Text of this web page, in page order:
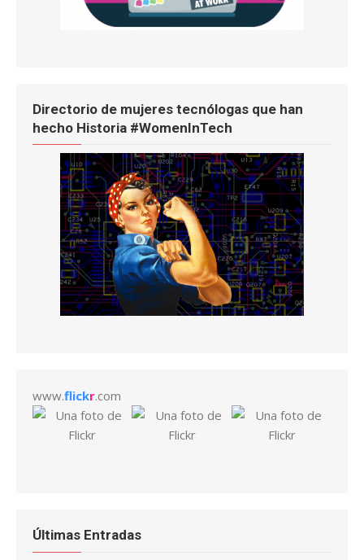
Directorio de mujeres tecnólogas que han
hecho Historia #WomenInTech
www.flickr.com
Últimas Entradas